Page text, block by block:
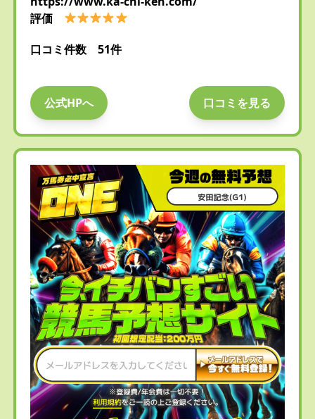
評価
口コミ件数 51件
公式HPへ 口コミを見る